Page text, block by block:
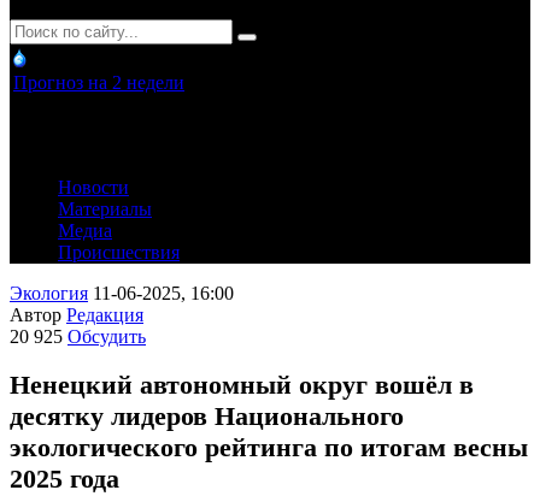
Прогноз на 2 недели
Новости
Материалы
Медиа
Происшествия
Экология 11-06-2025, 16:00
Автор Редакция
20 925 Обсудить
Ненецкий автономный округ вошёл в
десятку лидеров Национального
экологического рейтинга по итогам весны
2025 года